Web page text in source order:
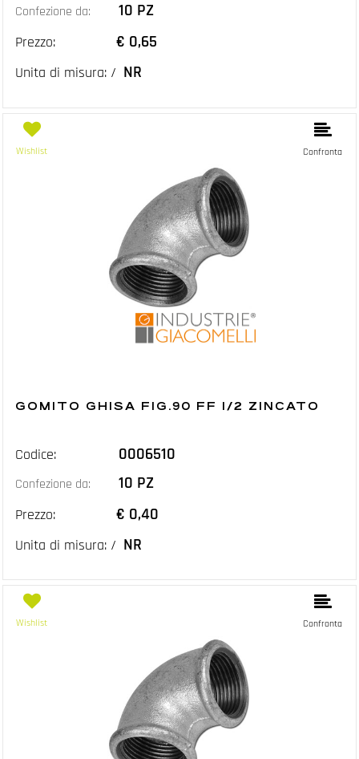
Confezione da: 10 PZ
Prezzo: € 0,65
Unita di misura: / NR
Wishlist Confronta
GOMITO GHISA FIG.90 FF 1/2 ZINCATO
Codice: 0006510
Confezione da: 10 PZ
Prezzo: € 0,40
Unita di misura: / NR
Wishlist Confronta